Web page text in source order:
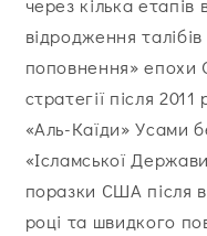
через кілька
відродження
поповнення»
стратегії після 2011
«Аль-Каїди» Усами
«Ісламської
поразки США після
році та швидкого